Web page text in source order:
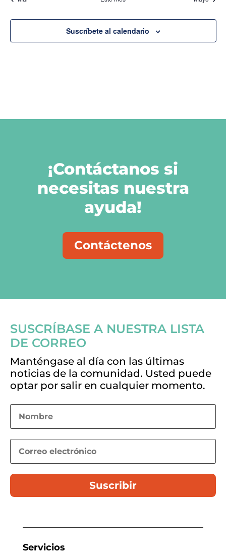
Suscríbete al calendario
¡Contáctanos si
necesitas nuestra
ayuda!
Contáctenos
SUSCRÍBASE A NUESTRA LISTA
DE CORREO
Manténgase al día con las últimas
noticias de la comunidad. Usted puede
optar por salir en cualquier momento.
Suscribir
Servicios